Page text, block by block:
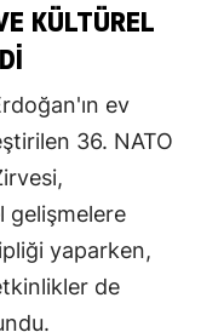
KÜLTÜREL
ev
36. NATO
gelişmelere
yaparken,
de